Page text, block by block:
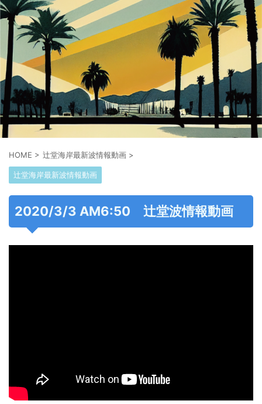
HOME > 辻堂海岸最新波情報動画 >
辻堂海岸最新波情報動画
2020/3/3 AM6:50 辻堂波情報動画